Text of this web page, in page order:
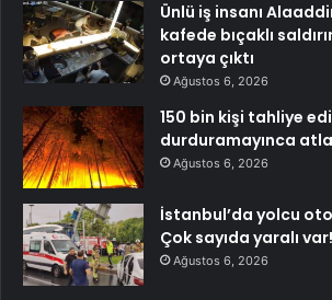
Ünlü iş insanı
kafede bıçaklı
ortaya çıktı
Ağustos 6, 2026
150 bin kişi tahliye
durduramayınca
Ağustos 6, 2026
İstanbul’da yolcu
Çok sayıda yaralı var!
Ağustos 6, 2026